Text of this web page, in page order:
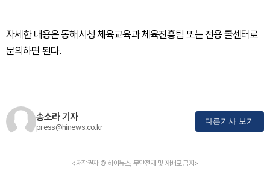
자세한 내용은 동해시청 체육교육과 체육진흥팀 또는 전용 콜센터로
문의하면 된다.
송소라 기자
press@hinews.co.kr
다른기사 보기
<저작권자 © 하이뉴스, 무단전재 및 재배포 금지>